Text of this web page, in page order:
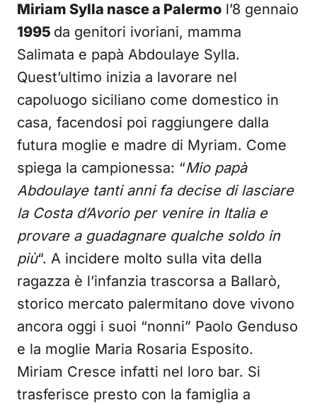
Miriam Sylla nasce a Palermo l’8 gennaio
1995 da genitori ivoriani, mamma
Salimata e papà Abdoulaye Sylla.
Quest’ultimo inizia a lavorare nel
capoluogo siciliano come domestico in
casa, facendosi poi raggiungere dalla
futura moglie e madre di Myriam. Come
spiega la campionessa: “Mio papà
Abdoulaye tanti anni fa decise di lasciare
la Costa d’Avorio per venire in Italia e
provare a guadagnare qualche soldo in
più“. A incidere molto sulla vita della
ragazza è l’infanzia trascorsa a Ballarò,
storico mercato palermitano dove vivono
ancora oggi i suoi “nonni” Paolo Genduso
e la moglie Maria Rosaria Esposito.
Miriam Cresce infatti nel loro bar. Si
trasferisce presto con la famiglia a